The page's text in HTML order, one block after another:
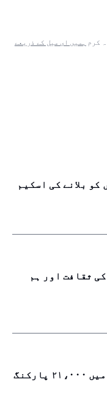
کرم ہمیں ای میل کے ذریعے
بلانے کی اسکیم
ثقافت اور ہم
دبئی میں سالک نظام میں ۲۱،۰۰۰ پارکنگ